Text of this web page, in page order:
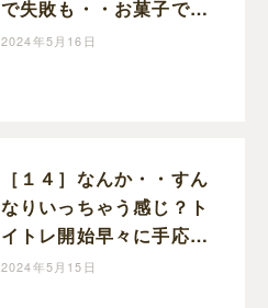
で失敗も・・お菓子でや
る気に火が付いた！お年
2024年5月16日
［１４］なんか・・すん
なりいっちゃう感じ？ト
イトレ開始早々に手応え
アリでにんまり。お年頃
2024年5月15日